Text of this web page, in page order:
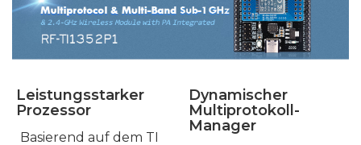
Leistungsstarker
Prozessor
Basierend auf dem TI
Dynamischer
Multiprotokoll-
Manager